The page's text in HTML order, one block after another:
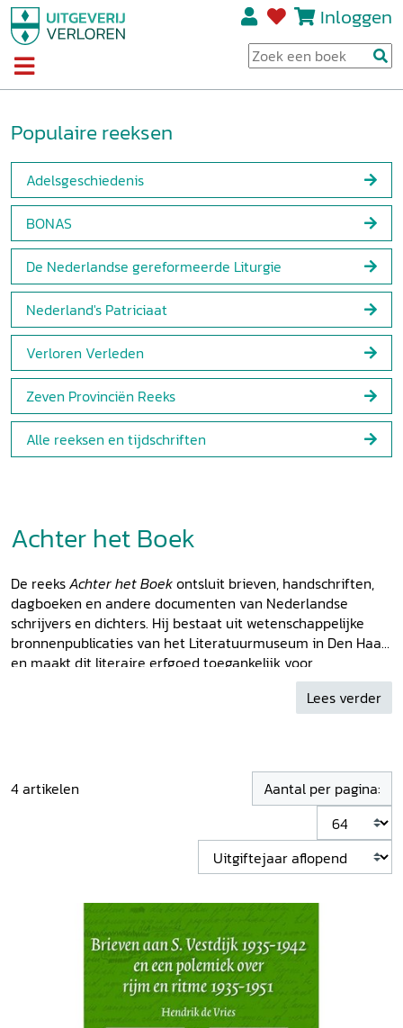
Inloggen
Populaire reeksen
Adelsgeschiedenis
BONAS
De Nederlandse gereformeerde Liturgie
Nederland's Patriciaat
Verloren Verleden
Zeven Provinciën Reeks
Alle reeksen en tijdschriften
Achter het Boek
De reeksAchter het Boekontsluit brieven, handschriften,
dagboeken en andere documenten van Nederlandse
schrijvers en dichters. Hij bestaat uit wetenschappelijke
bronnenpublicaties van het Literatuurmuseum in Den Haag
en maakt dit literaire erfgoed toegankelijk voor
Lees verder
4artikelen Aantal per pagina: